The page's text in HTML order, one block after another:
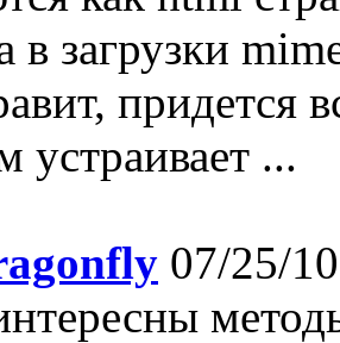
в загрузки
придется
устраивает ...
07/25/